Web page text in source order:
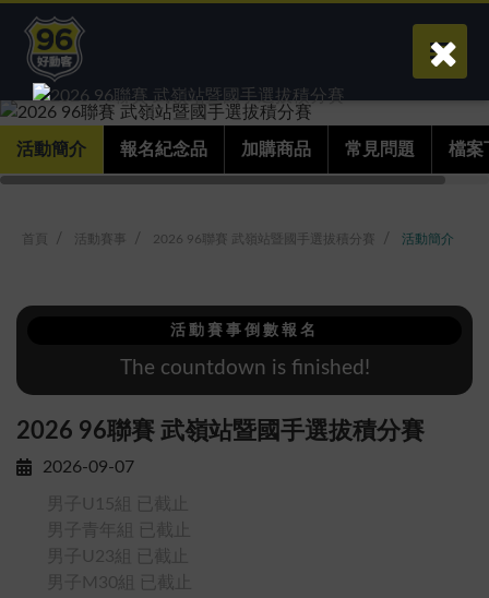
活動簡介 報名紀念品 加購商品 常見問題 檔案
首頁 活動賽事 2026 96聯賽 武嶺站暨國手選拔積分賽 活動簡介
活動賽事倒數報名
The countdown is finished!
2026 96聯賽 武嶺站暨國手選拔積分賽
2026-09-07
男子U15組
已截止
男子青年組
已截止
男子U23組
已截止
男子M30組
已截止